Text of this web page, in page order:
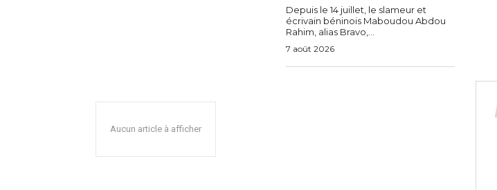
Depuis le 14 juillet, le slameur et
écrivain béninois Maboudou Abdou
Rahim, alias Bravo,...
7 août 2026
Aucun article à afficher